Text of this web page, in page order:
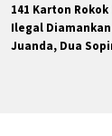
141 Karton
Ilegal Diamankan
Juanda, Dua